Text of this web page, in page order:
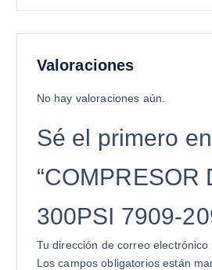
Valoraciones
No hay valoraciones aún.
Sé el primero
“COMPRESOR
300PSI 7909-
Tu dirección de correo
Los campos obligatorios están